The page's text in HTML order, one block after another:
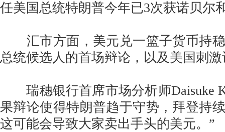
任美国总统特朗普今年已3次获诺贝尔
汇市方面，美元兑一篮子货币持稳
总统候选人的首场辩论，以及美国刺
瑞穗银行首席市场分析师Daisuke
果辩论使得特朗普趋于守势，拜登持
这可能会导致大家卖出手头的美元。”